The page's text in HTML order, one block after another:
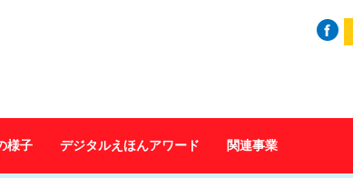
様子 デジタルえほんアワード 関連事業